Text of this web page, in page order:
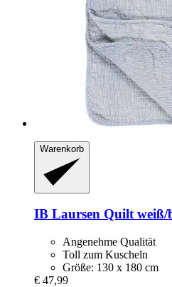
Warenkorb
IB Laursen Quilt weiß/
Angenehme Qualität
Toll zum Kuscheln
Größe: 130 x 180 cm
€ 47,99